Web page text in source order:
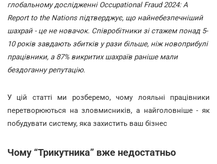
глобальному дослідженні Occupational Fraud 2024: A
Report to the Nations підтверджує, що найнебезпечніший
шахрай - це не новачок. Співробітники зі стажем понад 5-
10 років завдають збитків у рази більше, ніж новоприбулі
працівники, а 87% викритих шахраїв раніше мали
бездоганну репутацію.
У цій статті ми розберемо, чому лояльні працівники
перетворюються на зловмисників, а найголовніше - як
побудувати систему, яка захистить ваш бізнес
Чому “Трикутника” вже недостатньо